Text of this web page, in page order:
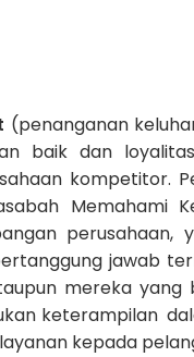
(penanganan
baik dan
kompetitor.
Memahami
jawab
mereka yang
keterampilan
kepada